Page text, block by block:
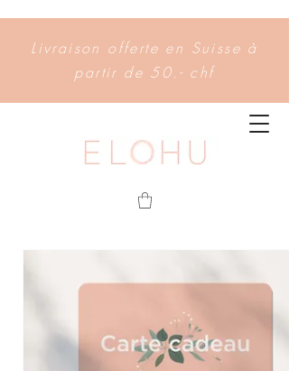
Livraison offerte en Suisse à
partir de 50.- chf